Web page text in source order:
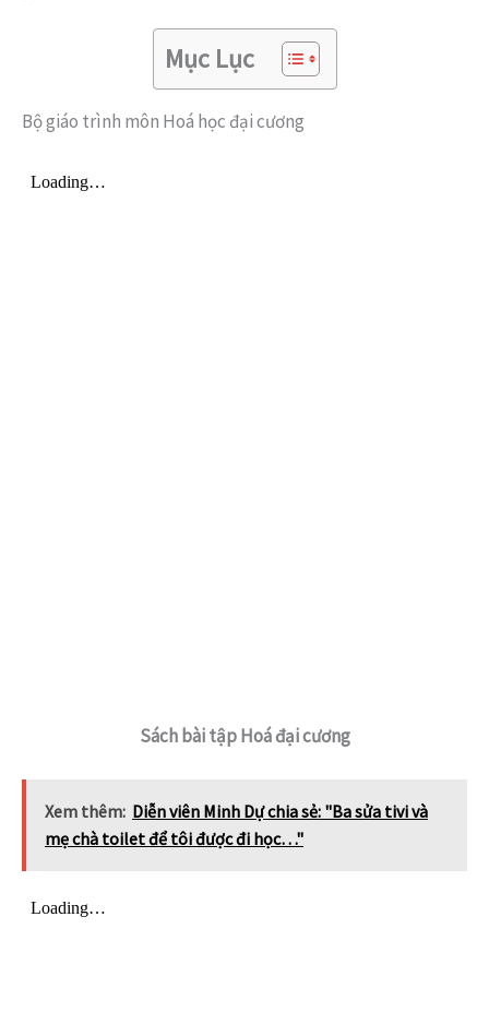
Mục Lục
Bộ giáo trình môn Hoá học đại cương
Sách bài tập Hoá đại cương
Xem thêm: Diễn viên Minh Dự chia sẻ: "Ba sửa tivi và
mẹ chà toilet để tôi được đi học…"